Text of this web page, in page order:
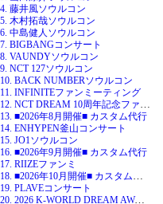
4. 藤井風ソウルコン
5. 木村拓哉ソウルコン
6. 中島健人ソウルコン
7. BIGBANGコンサート
8. VAUNDYソウルコン
9. NCT 127ソウルコン
10. BACK NUMBERソウルコン
11. INFINITEファンミーティング
12. NCT DREAM 10周年記念ファンミ
13. ■2026年8月開催■ カスタム代行
14. ENHYPEN釜山コンサート
15. JO1ソウルコン
16. ■2026年9月開催■ カスタム代行
17. RIIZEファンミ
18. ■2026年10月開催■ カスタム代行
19. PLAVEコンサート
20. 2026 K-WORLD DREAM AWARDS